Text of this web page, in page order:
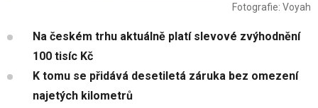
Fotografie: Voyah
Na českém trhu aktuálně platí slevové zvýhodnění
100 tisíc Kč
K tomu se přidává desetiletá záruka bez omezení
najetých kilometrů